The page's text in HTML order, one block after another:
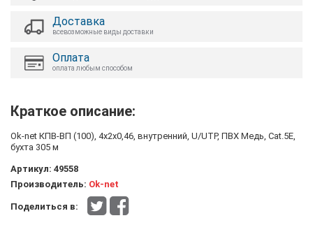
Доставка
всевозможные виды доставки
Оплата
оплата любым способом
Краткое описание:
Ok-net КПВ-ВП (100), 4x2x0,46, внутренний, U/UTP, ПВХ Медь, Cat.5Е,
бухта 305 м
Артикул: 49558
Производитель: Ok-net
Поделиться в: